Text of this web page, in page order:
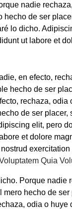
nadie
hecho de ser
lo dicho.
ut labore et
en efecto,
hecho de ser
rechaza, odia
de ser placer,
elit, pero
et dolore
Quia
Porque nadie
mero hecho de ser
odia o huye